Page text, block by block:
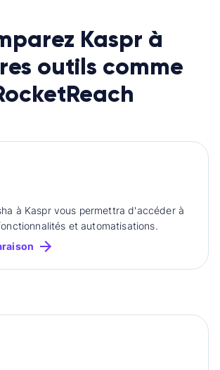
Kaspr à
outils comme
à Kaspr vous permettra d'accéder à
et automatisations.